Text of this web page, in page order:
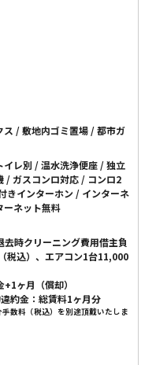
ス / 敷地内ゴミ置場 / 都市ガ
イレ別 / 温水洗浄便座 / 独立
/ ガスコンロ対応 / コンロ2
きインターホン / インターネ
ーネット無料
去時クリーニング費用借主負
税込）、エアコン1台11,000
ヶ月（償却）
約金：総賃料1ヶ月分
数料（税込）を別途頂戴いたしま